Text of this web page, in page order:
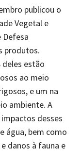
publicou o
Vegetal e
Defesa
produtos.
deles estão
ao meio
e um na
ambiente. A
desses
água, bem como
danos à fauna e